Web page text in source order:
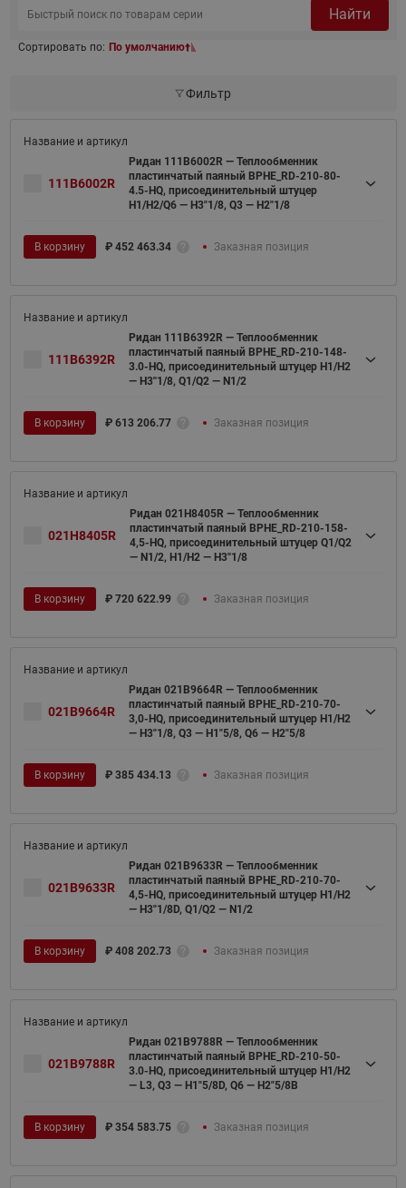
Найти
Сортировать по: По умолчанию
Фильтр
111B6002R
Ридан 111B6002R — Теплообменник
пластинчатый паяный BPHE_RD-210-80-
4.5-HQ, присоединительный штуцер
H1/H2/Q6 — H3"1/8, Q3 — H2"1/8
В корзину ₽ 452 463.34 Заказная позиция
111B6392R
Ридан 111B6392R — Теплообменник
пластинчатый паяный BPHE_RD-210-148-
3.0-HQ, присоединительный штуцер H1/H2
— H3''1/8, Q1/Q2 — N1/2
В корзину ₽ 613 206.77 Заказная позиция
021H8405R
Ридан 021H8405R — Теплообменник
пластинчатый паяный BPHE_RD-210-158-
4,5-HQ, присоединительный штуцер Q1/Q2
— N1/2, H1/H2 — H3''1/8
В корзину ₽ 720 622.99 Заказная позиция
021B9664R
Ридан 021B9664R — Теплообменник
пластинчатый паяный BPHE_RD-210-70-
3,0-HQ, присоединительный штуцер H1/H2
— H3"1/8, Q3 — H1"5/8, Q6 — H2"5/8
В корзину ₽ 385 434.13 Заказная позиция
021B9633R
Ридан 021B9633R — Теплообменник
пластинчатый паяный BPHE_RD-210-70-
4,5-HQ, присоединительный штуцер H1/H2
— H3"1/8D, Q1/Q2 — N1/2
В корзину ₽ 408 202.73 Заказная позиция
021B9788R
Ридан 021B9788R — Теплообменник
пластинчатый паяный BPHE_RD-210-50-
3.0-HQ, присоединительный штуцер H1/H2
— L3, Q3 — H1"5/8D, Q6 — H2"5/8B
В корзину ₽ 354 583.75 Заказная позиция